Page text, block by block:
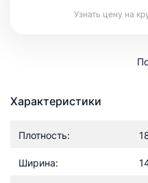
Узнать цену на
Характеристики
Плотность:
Ширина: